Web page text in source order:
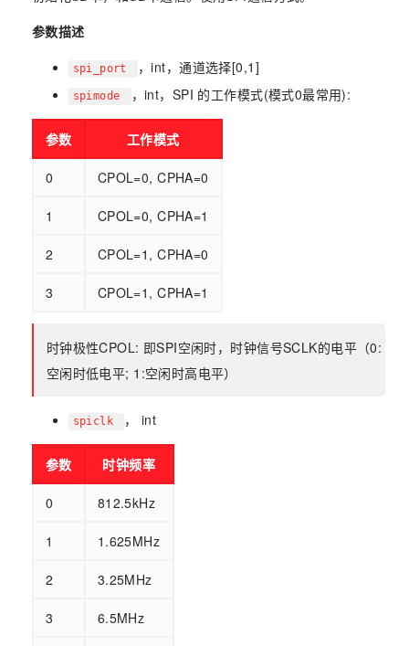
参数描述
spi_port ，int，通道选择[0,1]
spimode ，int，SPI 的工作模式(模式0最常用):
参数 工作模式
0 CPOL=0, CPHA=0
1 CPOL=0, CPHA=1
2 CPOL=1, CPHA=0
3 CPOL=1, CPHA=1
时钟极性CPOL: 即SPI空闲时，时钟信号SCLK的电平（0:
空闲时低电平; 1:空闲时高电平）
spiclk ， int
参数 时钟频率
0 812.5kHz
1 1.625MHz
2 3.25MHz
3 6.5MHz